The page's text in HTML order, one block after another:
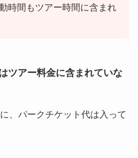
時間もツアー時間に含まれ
ツアー料金に含まれていな
、パークチケット代は入って